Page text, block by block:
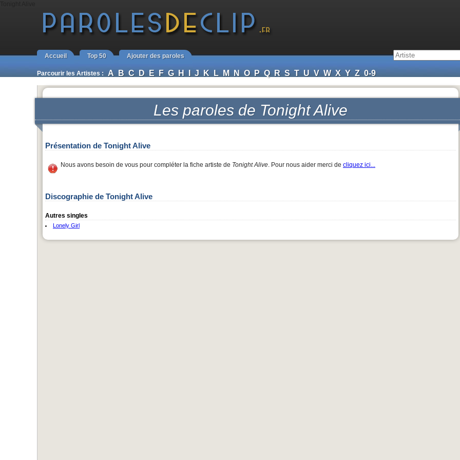
Accueil Top 50 Ajouter des paroles
Parcourir les Artistes : A B C D E F G H I J K L M N O P Q R S T U V W X Y Z 0-9
Les paroles de Tonight Alive
Présentation de Tonight Alive
Nous avons besoin de vous pour compléter la fiche artiste de Tonight Alive. Pour nous aider merci de cliquez ici...
Discographie de Tonight Alive
Autres singles
Lonely Girl